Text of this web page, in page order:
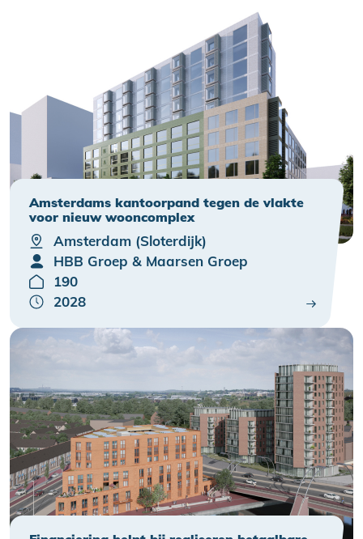
Amsterdams kantoorpand tegen de vlakte
voor nieuw wooncomplex
Amsterdam (Sloterdijk)
HBB Groep & Maarsen Groep
190
2028